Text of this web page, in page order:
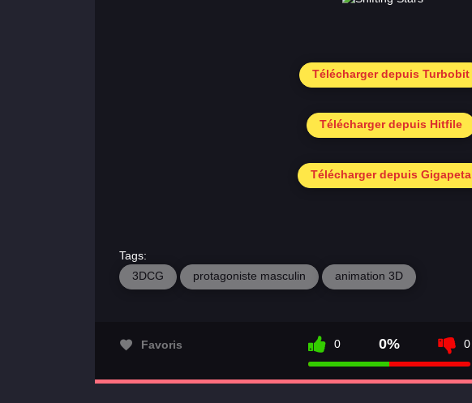
Télécharger depuis Turbobit
Télécharger depuis Hitfile
Télécharger depuis Gigapeta
Tags:
3DCG
protagoniste masculin animation 3D
Favoris 0 0% 0